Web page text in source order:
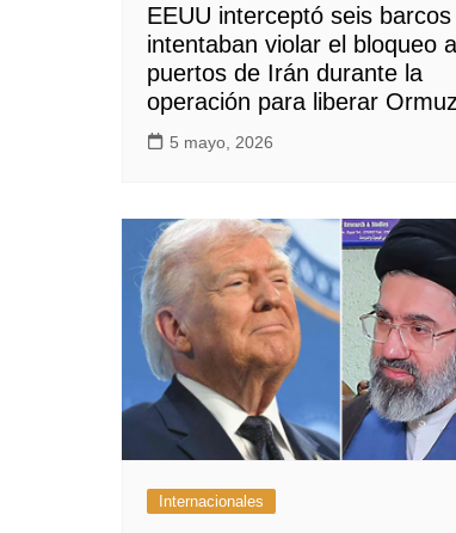
EEUU interceptó seis
intentaban violar el bloqueo
puertos de Irán durante la
operación para liberar Ormuz
5 mayo, 2026
Internacionales